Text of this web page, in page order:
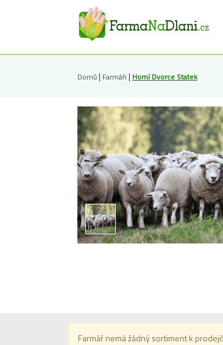
Domů| Farmáři | Horní Dvorce Statek
Farmář nemá žádný sortiment k prodeji!